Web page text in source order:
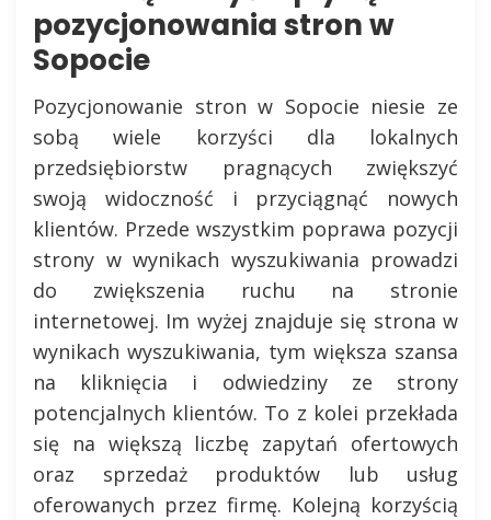
pozycjonowania stron w
Sopocie
Pozycjonowanie stron w Sopocie niesie ze
sobą wiele korzyści dla lokalnych
przedsiębiorstw pragnących zwiększyć
swoją widoczność i przyciągnąć nowych
klientów. Przede wszystkim poprawa pozycji
strony w wynikach wyszukiwania prowadzi
do zwiększenia ruchu na stronie
internetowej. Im wyżej znajduje się strona w
wynikach wyszukiwania, tym większa szansa
na kliknięcia i odwiedziny ze strony
potencjalnych klientów. To z kolei przekłada
się na większą liczbę zapytań ofertowych
oraz sprzedaż produktów lub usług
oferowanych przez firmę. Kolejną korzyścią